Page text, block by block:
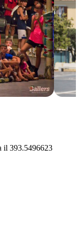
il 393.5496623